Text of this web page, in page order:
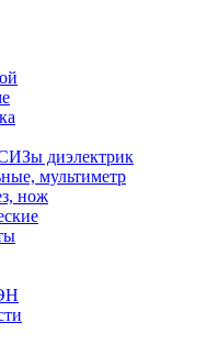
диэлектрик
мультиметр
нож